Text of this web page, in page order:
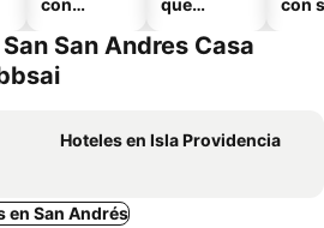
con
que
mascotas
con
San Andres Casa
Hoteles en Isla Providencia
en San Andrés